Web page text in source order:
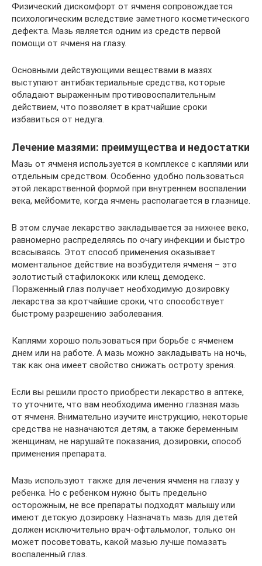
Физический дискомфорт от ячменя сопровождается
психологическим вследствие заметного косметического
дефекта. Мазь является одним из средств первой
помощи от ячменя на глазу.
Основными действующими веществами в мазях
выступают антибактериальные средства, которые
обладают выраженным противовоспалительным
действием, что позволяет в кратчайшие сроки
избавиться от недуга.
Лечение мазями: преимущества и недостатки
Мазь от ячменя используется в комплексе с каплями или
отдельным средством. Особенно удобно пользоваться
этой лекарственной формой при внутреннем воспалении
века, мейбомите, когда ячмень располагается в глазнице.
В этом случае лекарство закладывается за нижнее веко,
равномерно распределяясь по очагу инфекции и быстро
всасываясь. Этот способ применения оказывает
моментальное действие на возбудителя ячменя – это
золотистый стафилококк или клещ демодекс.
Пораженный глаз получает необходимую дозировку
лекарства за кротчайшие сроки, что способствует
быстрому разрешению заболевания.
Каплями хорошо пользоваться при борьбе с ячменем
днем или на работе. А мазь можно закладывать на ночь,
так как она имеет свойство снижать остроту зрения.
Если вы решили просто приобрести лекарство в аптеке,
то уточните, что вам необходима именно глазная мазь
от ячменя. Внимательно изучите инструкцию, некоторые
средства не назначаются детям, а также беременным
женщинам, не нарушайте показания, дозировки, способ
применения препарата.
Мазь используют также для лечения ячменя на глазу у
ребенка. Но с ребенком нужно быть предельно
осторожным, не все препараты подходят малышу или
имеют детскую дозировку. Назначать мазь для детей
должен исключительно врач-офтальмолог, только он
может посоветовать, какой мазью лучше помазать
воспаленный глаз.